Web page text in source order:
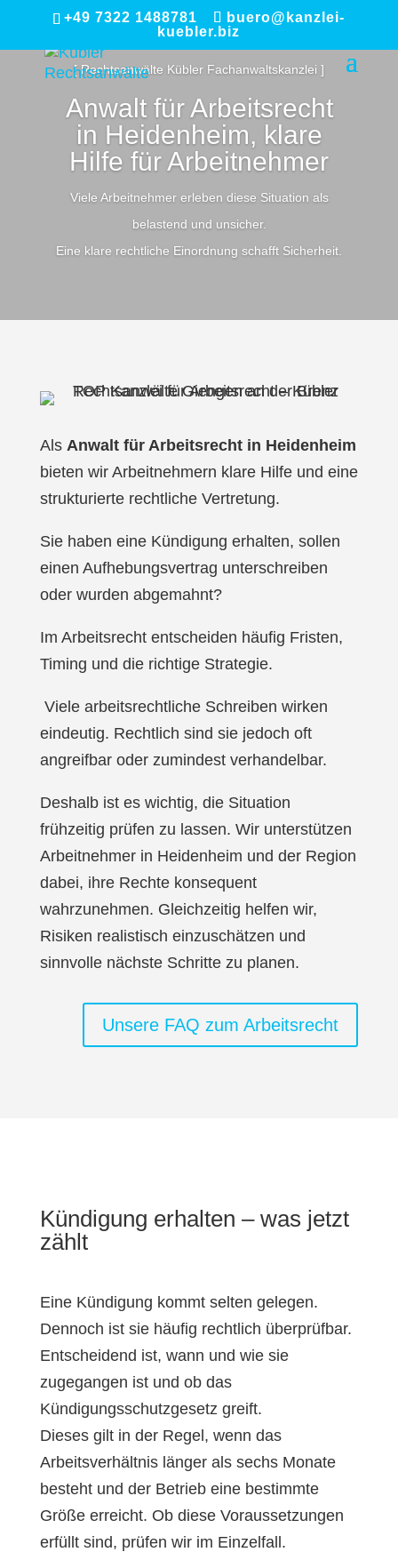
+49 7322 1488781
buero@kanzlei-
kuebler.biz
[ Rechtsanwälte Kübler Fachanwaltskanzlei ]
Anwalt für Arbeitsrecht
in Heidenheim, klare
Hilfe für Arbeitnehmer
Viele Arbeitnehmer erleben diese Situation als
belastend und unsicher.
Eine klare rechtliche Einordnung schafft Sicherheit.
Als Anwalt für Arbeitsrecht in Heidenheim
bieten wir Arbeitnehmern klare Hilfe und eine
strukturierte rechtliche Vertretung.
Sie haben eine Kündigung erhalten, sollen
einen Aufhebungsvertrag unterschreiben
oder wurden abgemahnt?
Im Arbeitsrecht entscheiden häufig Fristen,
Timing und die richtige Strategie.
Viele arbeitsrechtliche Schreiben wirken
eindeutig. Rechtlich sind sie jedoch oft
angreifbar oder zumindest verhandelbar.
Deshalb ist es wichtig, die Situation
frühzeitig prüfen zu lassen. Wir unterstützen
Arbeitnehmer in Heidenheim und der Region
dabei, ihre Rechte konsequent
wahrzunehmen. Gleichzeitig helfen wir,
Risiken realistisch einzuschätzen und
sinnvolle nächste Schritte zu planen.
Unsere FAQ zum Arbeitsrecht
Kündigung erhalten – was jetzt
zählt
Eine Kündigung kommt selten gelegen.
Dennoch ist sie häufig rechtlich überprüfbar.
Entscheidend ist, wann und wie sie
zugegangen ist und ob das
Kündigungsschutzgesetz greift.
Dieses gilt in der Regel, wenn das
Arbeitsverhältnis länger als sechs Monate
besteht und der Betrieb eine bestimmte
Größe erreicht. Ob diese Voraussetzungen
erfüllt sind, prüfen wir im Einzelfall.